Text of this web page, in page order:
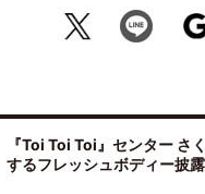
『Toi Toi Toi』センター さ
するフレッシュボディー披露